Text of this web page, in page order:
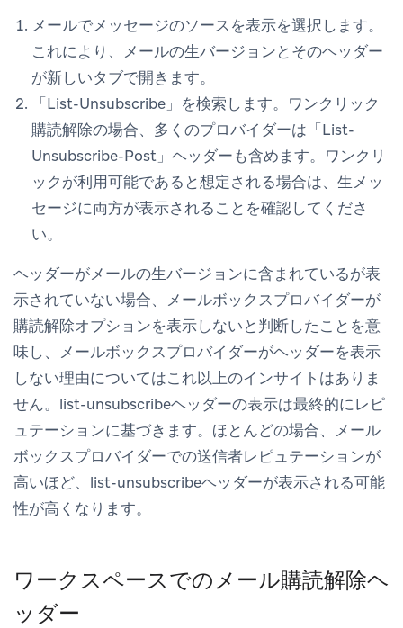
メールでメッセージのソースを表示を選択します。
これにより、メールの生バージョンとそのヘッダー
が新しいタブで開きます。
「List-Unsubscribe」を検索します。ワンクリック
購読解除の場合、多くのプロバイダーは「List-
Unsubscribe-Post」ヘッダーも含めます。ワンクリ
ックが利用可能であると想定される場合は、生メッ
セージに両方が表示されることを確認してくださ
い。
ヘッダーがメールの生バージョンに含まれているが表
示されていない場合、メールボックスプロバイダーが
購読解除オプションを表示しないと判断したことを意
味し、メールボックスプロバイダーがヘッダーを表示
しない理由についてはこれ以上のインサイトはありま
せん。list-unsubscribeヘッダーの表示は最終的にレピ
ュテーションに基づきます。ほとんどの場合、メール
ボックスプロバイダーでの送信者レピュテーションが
高いほど、list-unsubscribeヘッダーが表示される可能
性が高くなります。
ワークスペースでのメール購読解除ヘ
ッダー